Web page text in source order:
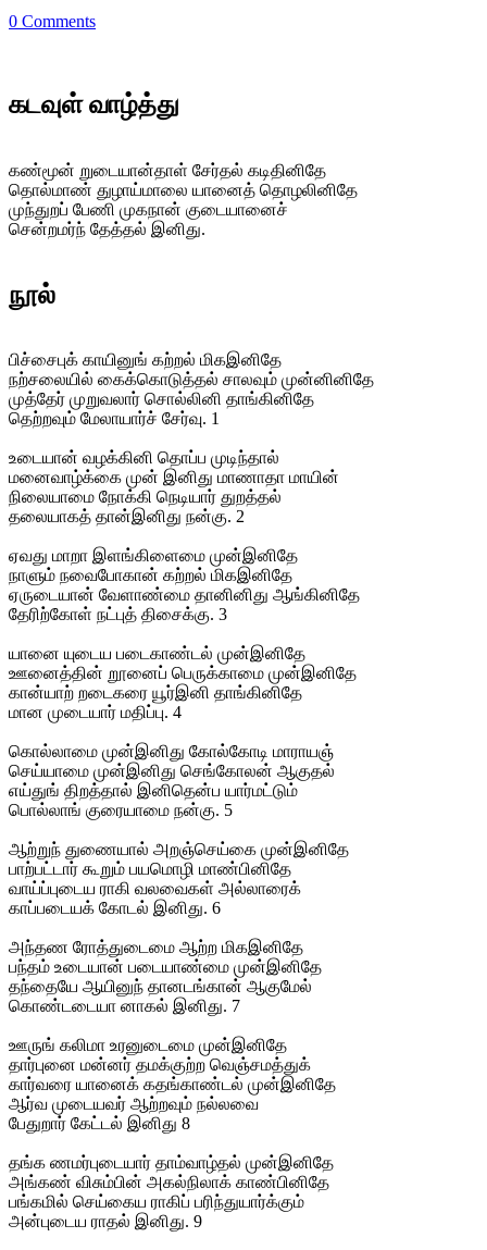
0 Comments
கடவுள் வாழ்த்து
கண்மூன் றுடையான்தாள் சேர்தல் கடிதினிதே
தொல்மாண் துழாய்மாலை யானைத் தொழலினிதே
முந்துறப் பேணி முகநான் குடையானைச்
சென்றமர்ந் தேத்தல் இனிது.
நூல்
பிச்சைபுக் காயினுங் கற்றல் மிகஇனிதே
நற்சலையில் கைக்கொடுத்தல் சாலவும் முன்னினிதே
முத்தேர் முறுவலார் சொல்லினி தாங்கினிதே
தெற்றவும் மேலாயார்ச் சேர்வு. 1
உடையான் வழக்கினி தொப்ப முடிந்தால்
மனைவாழ்க்கை முன் இனிது மாணாதா மாயின்
நிலையாமை நோக்கி நெடியார் துறத்தல்
தலையாகத் தான்இனிது நன்கு. 2
ஏவது மாறா இளங்கிளைமை முன்இனிதே
நாளும் நவைபோகான் கற்றல் மிகஇனிதே
ஏருடையான் வேளாண்மை தானினிது ஆங்கினிதே
தேரிற்கோள் நட்புத் திசைக்கு. 3
யானை யுடைய படைகாண்டல் முன்இனிதே
ஊனைத்தின் றூனைப் பெருக்காமை முன்இனிதே
கான்யாற் றடைகரை யூர்இனி தாங்கினிதே
மான முடையார் மதிப்பு. 4
கொல்லாமை முன்இனிது கோல்கோடி மாராயஞ்
செய்யாமை முன்இனிது செங்கோலன் ஆகுதல்
எய்துங் திறத்தால் இனிதென்ப யார்மட்டும்
பொல்லாங் குரையாமை நன்கு. 5
ஆற்றுந் துணையால் அறஞ்செய்கை முன்இனிதே
பாற்பட்டார் கூறும் பயமொழி மாண்பினிதே
வாய்ப்புடைய ராகி வலவைகள் அல்லாரைக்
காப்படையக் கோடல் இனிது. 6
அந்தண ரோத்துடைமை ஆற்ற மிகஇனிதே
பந்தம் உடையான் படையாண்மை முன்இனிதே
தந்தையே ஆயினுந் தானடங்கான் ஆகுமேல்
கொண்டடையா னாகல் இனிது. 7
ஊருங் கலிமா உரனுடைமை முன்இனிதே
தார்புனை மன்னர் தமக்குற்ற வெஞ்சமத்துக்
கார்வரை யானைக் கதங்காண்டல் முன்இனிதே
ஆர்வ முடையவர் ஆற்றவும் நல்லவை
பேதுறார் கேட்டல் இனிது 8
தங்க ணமர்புடையார் தாம்வாழ்தல் முன்இனிதே
அங்கண் விசும்பின் அகல்நிலாக் காண்பினிதே
பங்கமில் செய்கைய ராகிப் பரிந்துயார்க்கும்
அன்புடைய ராதல் இனிது. 9